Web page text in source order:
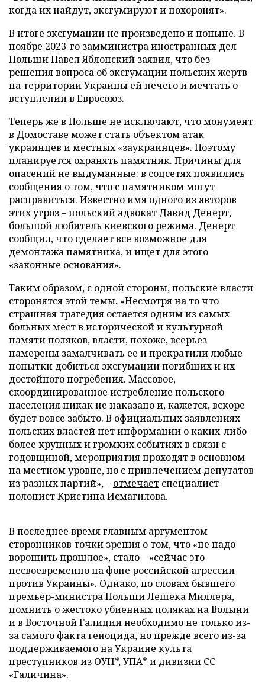
когда их найдут, эксгумируют и похоронят».
В итоге эксгумации не произведено и поныне. В
ноябре 2023-го замминистра иностранных дел
Польши Павел Яблонский заявил, что без
решения вопроса об эксгумации польских жертв
на территории Украины ей нечего и мечтать о
вступлении в Евросоюз.
Теперь же в Польше не исключают, что монумент
в Домоставе может стать объектом атак
украинцев и местных «заукраинцев». Поэтому
планируется охранять памятник. Причины для
опасений не выдуманные: в соцсетях появились
сообщения о том, что с памятником могут
расправиться. Известно имя одного из авторов
этих угроз – польский адвокат Давид Денерт,
большой любитель киевского режима. Денерт
сообщил, что сделает все возможное для
демонтажа памятника, и ищет для этого
«законные основания».
Таким образом, с одной стороны, польские власти
сторонятся этой темы. «Несмотря на то что
страшная трагедия остается одним из самых
больных мест в исторической и культурной
памяти поляков, власти, похоже, всерьез
намерены замалчивать ее и прекратили любые
попытки добиться эксгумации погибших и их
достойного погребения. Массовое,
скоординированное истребление польского
населения никак не наказано и, кажется, вскоре
будет вовсе забыто. В официальных заявлениях
польских властей нет информации о каких-либо
более крупных и громких событиях в связи с
годовщиной, мероприятия проходят в основном
на местном уровне, но с привлечением депутатов
из разных партий», – отмечает специалист-
полонист Кристина Исмагилова.
В последнее время главным аргументом
сторонников точки зрения о том, что «не надо
ворошить прошлое», стало – «сейчас это
несвоевременно на фоне российской агрессии
против Украины». Однако, по словам бывшего
премьер-министра Польши Лешека Миллера,
помнить о жестоко убиенных поляках на Волыни
и в Восточной Галиции необходимо не только из-
за самого факта геноцида, но прежде всего из-за
поддерживаемого на Украине культа
преступников из ОУН*, УПА* и дивизии СС
«Галичина».